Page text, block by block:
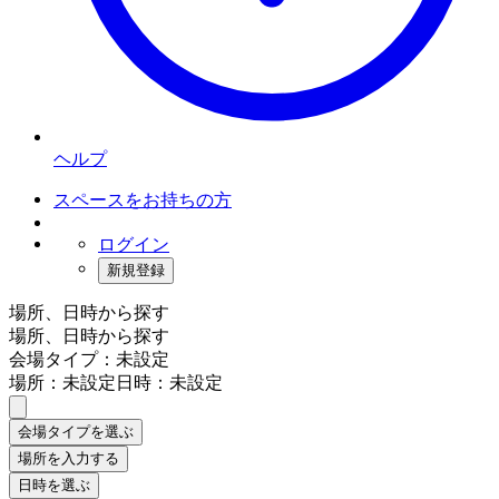
ヘルプ
スペースをお持ちの方
ログイン
新規登録
場所、日時から探す
場所、日時から探す
会場タイプ：未設定
場所：未設定日時：未設定
会場タイプを選ぶ
場所を入力する
日時を選ぶ